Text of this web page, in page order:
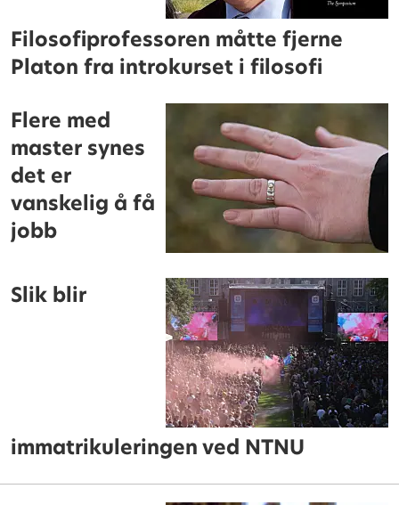
Filosofiprofessoren måtte fjerne
Platon fra introkurset i filosofi
Flere med
master synes
det er
vanskelig å få
jobb
Slik blir
immatrikuleringen ved NTNU